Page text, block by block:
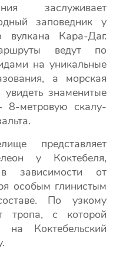
заслуживает
заповедник у
вулкана Кара-Даг.
ведут по
на уникальные
а морская
увидеть знаменитые
метровую скалу-
представляет
у Коктебеля,
зависимости от
особым глинистым
По узкому
тропа, с которой
на Коктебельский